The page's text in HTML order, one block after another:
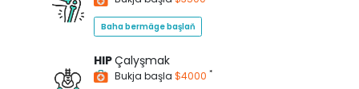
Baha bermäge başlaň
HIPÇalyşmak
Bukja başla $4000 *